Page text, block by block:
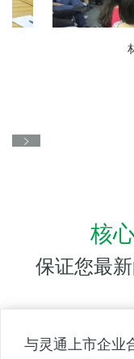
核
保证您最
与灵通上市企业